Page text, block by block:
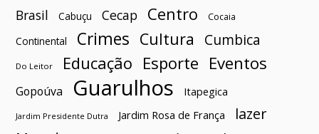
Brasil Cabuçu Cecap Centro Cocaia
Continental Crimes Cultura Cumbica
Do Leitor Educação Esporte Eventos
Gopoúva Guarulhos Itapegica
Jardim Presidente Dutra Jardim Rosa de França
lazer